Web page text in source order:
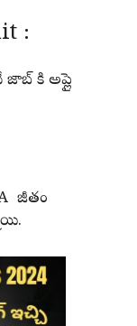
:
జాబ్ కి అప్లై
జీతం